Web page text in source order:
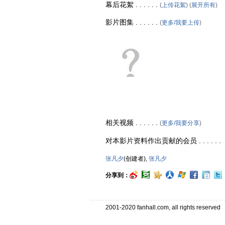
幕后花絮 . . . . . . (上传花絮) (展开所有)
影片图集 . . . . . . (更多/我要上传)
相关视频 . . . . . . (更多/我要分享)
对本影片资料作出贡献的会员 . . . . . .
张凡夕(创建者), 张凡夕
分享到：
2001-2020 fanhall.com, all rights